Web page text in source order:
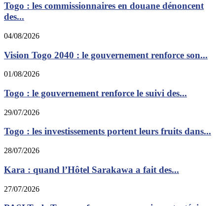
Togo : les commissionnaires en douane dénoncent
des...
04/08/2026
Vision Togo 2040 : le gouvernement renforce son...
01/08/2026
Togo : le gouvernement renforce le suivi des...
29/07/2026
Togo : les investissements portent leurs fruits dans...
28/07/2026
Kara : quand l’Hôtel Sarakawa a fait des...
27/07/2026